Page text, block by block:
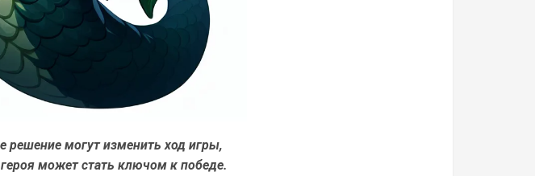
решение могут изменить ход игры,
может стать ключом к победе.